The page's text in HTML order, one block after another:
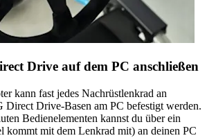
Drive auf dem PC anschließen
kann fast jedes Nachrüstlenkrad an
Direct Drive-Basen am PC befestigt werden.
Bedienelementen kannst du über ein
kommt mit dem Lenkrad mit) an deinen PC